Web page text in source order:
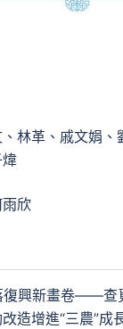
林革、戚文娟、
欣
復興新畫卷——查
造增進“三農”成